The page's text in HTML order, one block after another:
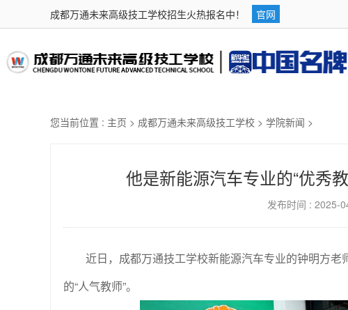
成都万通未来高级技工学校招生火热报名中！ 官网
您当前位置 : 主页 > 成都万通未来高级技工学校 > 学院新闻 >
他是新能源汽车专业的“优秀
发布时间 : 2025-
近日，成都万通技工学校新能源汽车专业的钟明方
的“人气教师”。